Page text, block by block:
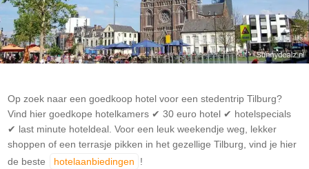
Op zoek naar een goedkoop hotel voor een stedentrip Tilburg?
Vind hier goedkope hotelkamers ✔ 30 euro hotel ✔ hotelspecials
✔ last minute hoteldeal. Voor een leuk weekendje weg, lekker
shoppen of een terrasje pikken in het gezellige Tilburg, vind je hier
de beste
hotelaanbiedingen !